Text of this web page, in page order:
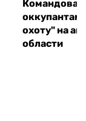
оккупантам
охоту" на
области